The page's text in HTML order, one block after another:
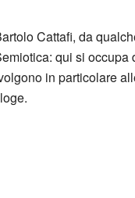
Cattafi, da
qui si
in particolare